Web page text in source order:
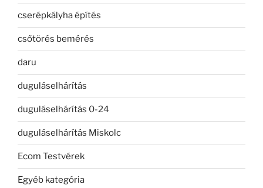
cserépkályha építés
csőtörés bemérés
daru
duguláselhárítás
duguláselhárítás 0-24
duguláselhárítás Miskolc
Ecom Testvérek
Egyéb kategória